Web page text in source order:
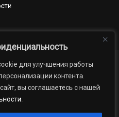
для улучшения работы
контента.
вы соглашаетесь с нашей
Официально
государственное учреждение
права защищены.